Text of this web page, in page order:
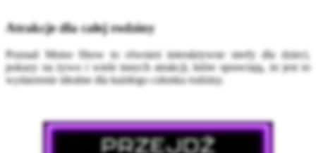
Atrakcje dla całej rodziny
Poznań Motor Show to również interaktywne strefy dla dzieci,
pokazy na żywo i wiele innych atrakcji, które sprawiają, że jest to
wydarzenie idealne dla każdego członka rodziny.